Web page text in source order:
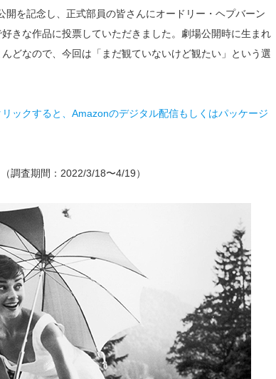
を記念し、正式部員の皆さんにオードリー・ヘプバーン
きな作品に投票していただきました。劇場公開時に生まれ
どなので、今回は「まだ観ていないけど観たい」という選
ックすると、Amazonのデジタル配信もしくはパッケージ
調査期間：2022/3/18〜4/19）